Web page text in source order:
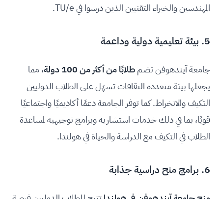
المهندسين والخبراء التقنيين الذين درسوا في TU/e.
5. بيئة تعليمية دولية وداعمة
جامعة آيندهوفن تضمطلابًا من أكثر من 100 دولة
، مما
يجعلها بيئة متعددة الثقافات تسهّل على الطلاب الدوليين
التكيف والانخراط. كما توفر الجامعة دعمًا أكاديميًا واجتماعيًا
قويًا، بما في ذلك خدمات استشارية وبرامج توجيهية لمساعدة
الطلاب في التكيف مع الدراسة والحياة في هولندا.
6. برامج منح دراسية جذابة